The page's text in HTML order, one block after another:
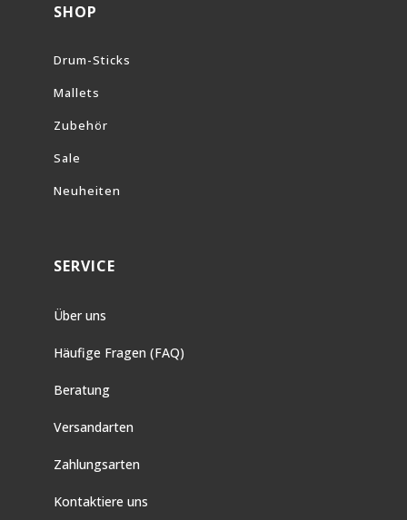
SHOP
Drum-Sticks
Mallets
Zubehör
Sale
Neuheiten
SERVICE
Über uns
Häufige Fragen (FAQ)
Beratung
Versandarten
Zahlungsarten
Kontaktiere uns